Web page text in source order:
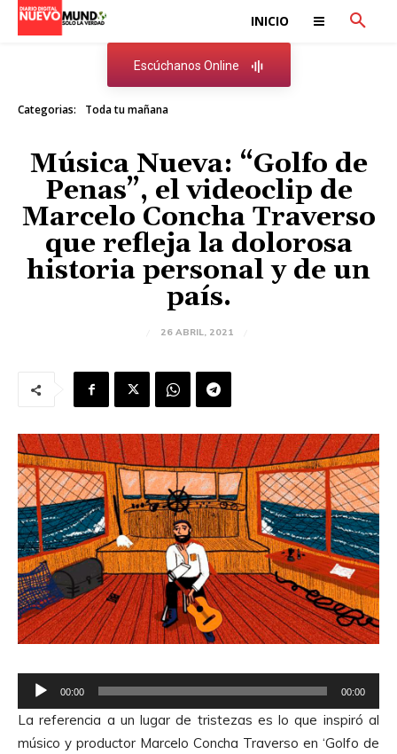
INICIO
Escúchanos Online
Categorias: Toda tu mañana
Música Nueva: “Golfo de
Penas”, el videoclip de
Marcelo Concha Traverso
que refleja la dolorosa
historia personal y de un
país.
26 ABRIL, 2021
e
p
00:00 00:00
La referencia a un lugar de tristezas es lo que inspiró al
músico y productor Marcelo Concha Traverso en ‘Golfo de